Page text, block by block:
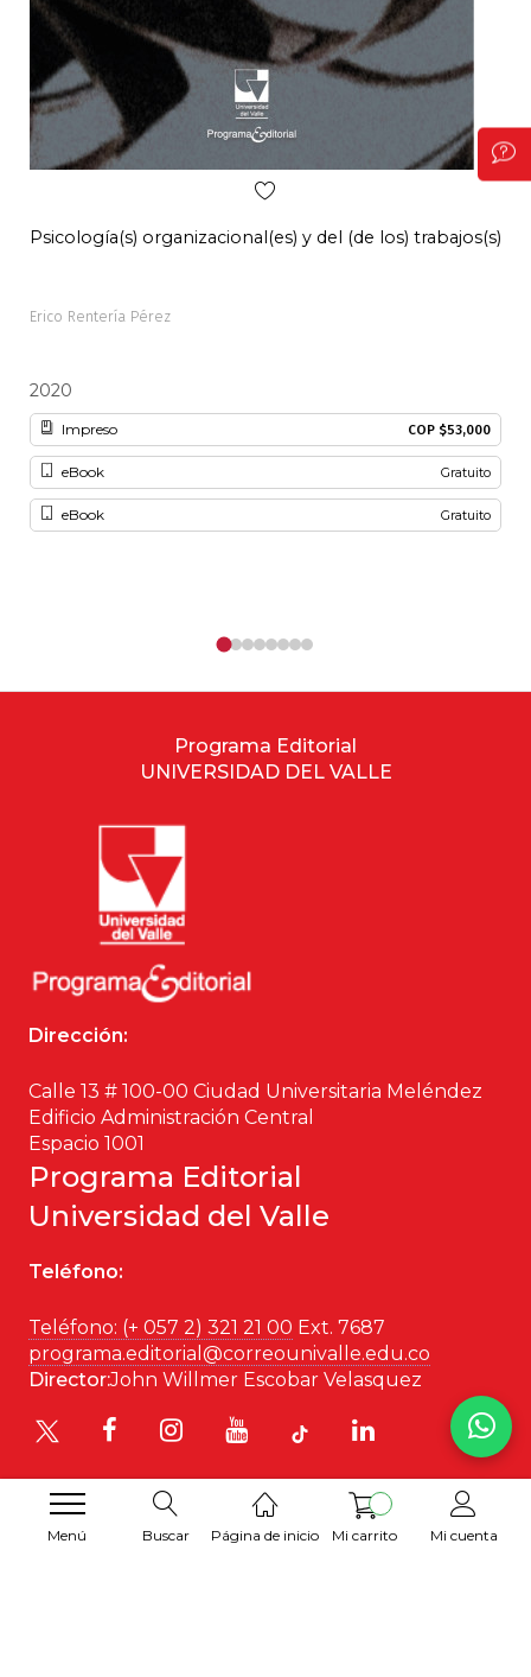
Menú Buscar Página de inicio Mi carrito Mi cuenta
Psicología(s) organizacional(es) y del (de los) trabajos(s)
Erico Rentería Pérez
2020
Impreso COP $53,000
eBook Gratuito
eBook Gratuito
Programa Editorial
UNIVERSIDAD DEL VALLE
Dirección:
Calle 13 # 100-00 Ciudad Universitaria Meléndez
Edificio Administración Central
Espacio 1001
Programa Editorial
Universidad del Valle
Teléfono:
Teléfono: (+ 057 2) 321 21 00 Ext. 7687
programa.editorial@correounivalle.edu.co
Director:John Willmer Escobar Velasquez